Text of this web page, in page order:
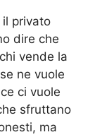
privato
dire che
vende la
ne vuole
ci vuole
sfruttano
ma